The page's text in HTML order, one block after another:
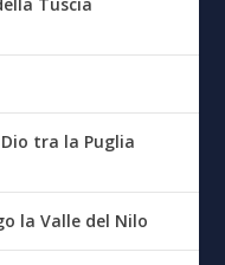
Dio tra la Puglia
la Valle del Nilo